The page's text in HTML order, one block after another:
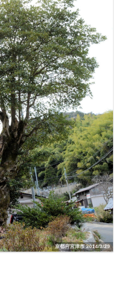
京都府宮津市 2014/3/29